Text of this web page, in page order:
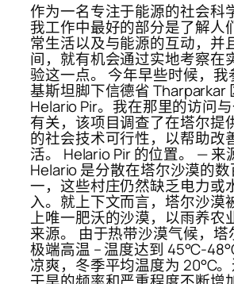
作为一名专注于能源的社会科
我工作中最好的部分是了解人
常生活以及与能源的互动，并
间，就有机会通过实地考察在
验这一点。 今年早些时候，我
基斯坦脚下信德省 Tharparkar
Helario Pir。我在那里的访问
有关，该项目调查了在塔尔提
的社会技术可行性，以帮助改
活。 Helario Pir 的位置。 — 来
Helario 是分散在塔尔沙漠的
一，这些村庄仍然缺乏电力或
入。就上下文而言，塔尔沙漠
上唯一肥沃的沙漠，以雨养农
来源。 由于热带沙漠气候，塔
极端高温 – 温度达到 45°C-
凉爽，冬季平均温度为 20°C。